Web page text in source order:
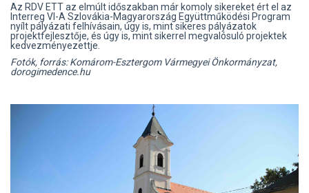
Az RDV ETT az elmúlt időszakban már komoly sikereket ért el az
Interreg VI-A Szlovákia-Magyarország Együttműködési Program
nyílt pályázati felhívásain, úgy is, mint sikeres pályázatok
projektfejlesztője, és úgy is, mint sikerrel megvalósuló projektek
kedvezményezettje.
Fotók, forrás: Komárom-Esztergom Vármegyei Önkormányzat,
dorogimedence.hu